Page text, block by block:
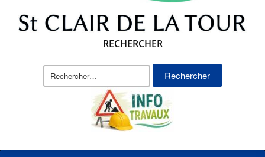
RECHERCHER
Rechercher :